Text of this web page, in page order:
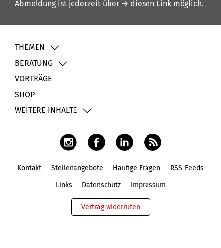
Abmeldung ist jederzeit über → diesen Link möglich.
THEMEN
BERATUNG
VORTRÄGE
SHOP
WEITERE INHALTE
Kontakt Stellenangebote Häufige Fragen RSS-Feeds
Links Datenschutz Impressum
Vertrag widerrufen